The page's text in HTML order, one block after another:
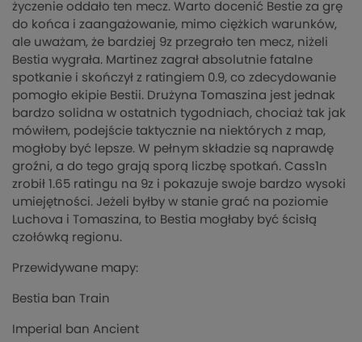
życzenie oddało ten mecz. Warto docenić Bestie za grę
do końca i zaangażowanie, mimo ciężkich warunków,
ale uważam, że bardziej 9z przegrało ten mecz, niżeli
Bestia wygrała. Martinez zagrał absolutnie fatalne
spotkanie i skończył z ratingiem 0.9, co zdecydowanie
pomogło ekipie Bestii. Drużyna Tomaszina jest jednak
bardzo solidna w ostatnich tygodniach, chociaż tak jak
mówiłem, podejście taktycznie na niektórych z map,
mogłoby być lepsze. W pełnym składzie są naprawdę
groźni, a do tego grają sporą liczbę spotkań. Cass1n
zrobił 1.65 ratingu na 9z i pokazuje swoje bardzo wysoki
umiejętności. Jeżeli byłby w stanie grać na poziomie
Luchova i Tomaszina, to Bestia mogłaby być ścisłą
czołówką regionu.
Przewidywane mapy:
Bestia ban Train
Imperial ban Ancient